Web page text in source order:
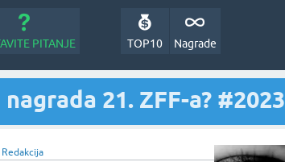
PITANJE Nagrade
TOP10
21. ZFF-a? #2023
Redakcija